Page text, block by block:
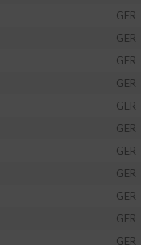
GER
GER
GER
GER
GER
GER
GER
GER
GER
GER
GER